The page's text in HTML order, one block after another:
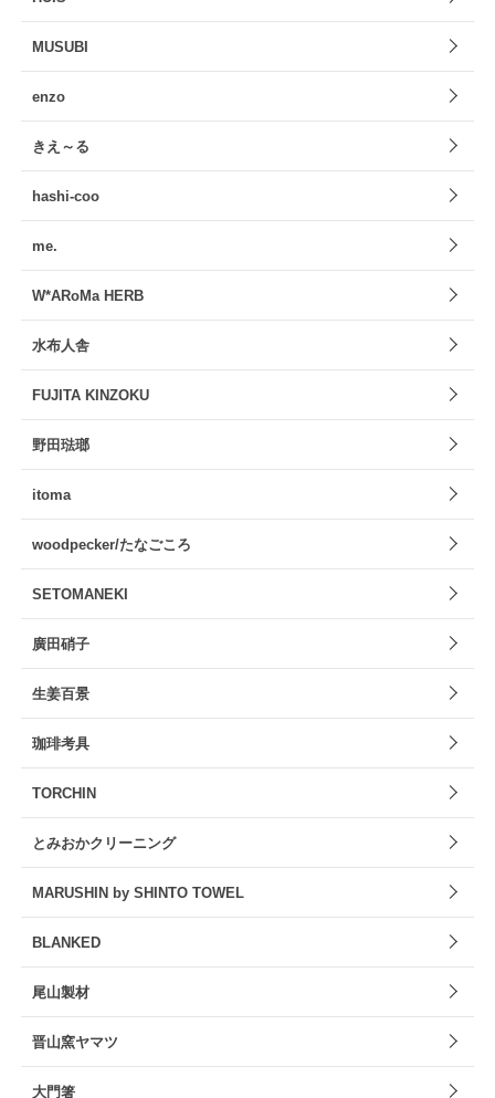
MUSUBI
enzo
きえ～る
hashi-coo
me.
W*ARoMa HERB
水布人舎
FUJITA KINZOKU
野田琺瑯
itoma
woodpecker/たなごころ
SETOMANEKI
廣田硝子
生姜百景
珈琲考具
TORCHIN
とみおかクリーニング
MARUSHIN by SHINTO TOWEL
BLANKED
尾山製材
晋山窯ヤマツ
大門箸